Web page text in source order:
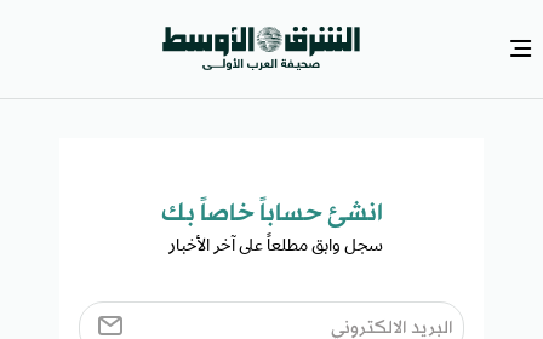
انشئ حساباً خاصاً بك​
سجل وابق مطلعاً على آخر الأخبار ​